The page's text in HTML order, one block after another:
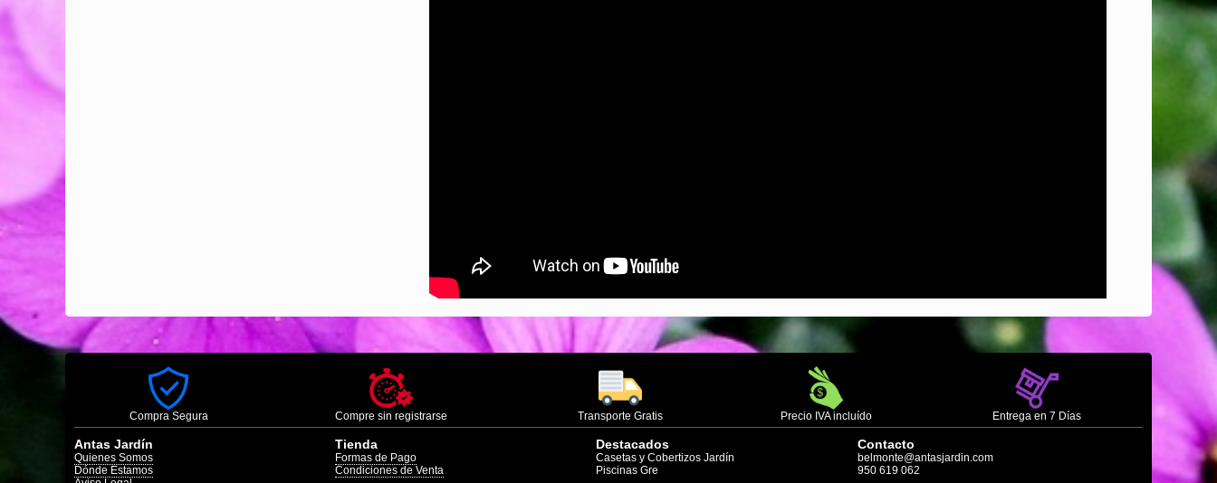
Compra Segura Compre sin registrarse Transporte Gratis Precio IVA incluído Entrega en 7 Días
Antas Jardín
Quienes Somos
Dónde Estamos
Tienda
Formas de Pago
Condiciones de Venta
Destacados
Casetas y Cobertizos Jardín
Piscinas Gre
Contacto
belmonte@antasjardin.com
950 619 062